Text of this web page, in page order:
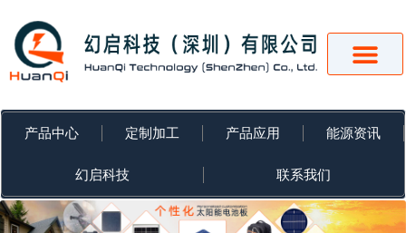
容
产品中心 定制加工 产品应用 能源资讯
幻启科技 联系我们